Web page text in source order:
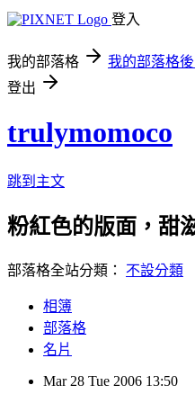
登入
我的部落格 我的部落格
登出
trulymomoco
跳到主文
粉紅色的版面，甜
部落格全站分類： 不設分類
相簿
部落格
名片
Mar 28 Tue 2006 13:50